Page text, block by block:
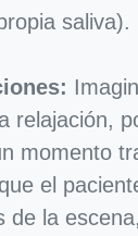
saliva).
relajación,
momento
el
de la